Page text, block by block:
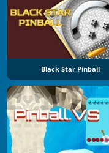
Black Star Pinball